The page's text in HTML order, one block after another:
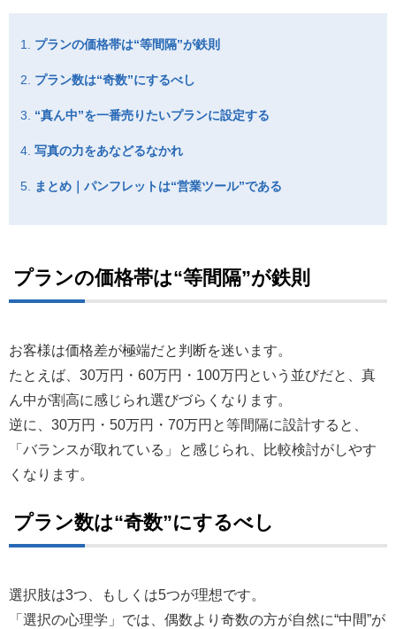
プランの価格帯は“等間隔”が鉄則
プラン数は“奇数”にするべし
“真ん中”を一番売りたいプランに設定する
写真の力をあなどるなかれ
まとめ｜パンフレットは“営業ツール”である
プランの価格帯は“等間隔”が鉄則
お客様は価格差が極端だと判断を迷います。
たとえば、30万円・60万円・100万円という並びだと、真
ん中が割高に感じられ選びづらくなります。
逆に、30万円・50万円・70万円と等間隔に設計すると、
「バランスが取れている」と感じられ、比較検討がしやす
くなります。
プラン数は“奇数”にするべし
選択肢は3つ、もしくは5つが理想です。
「選択の心理学」では、偶数より奇数の方が自然に“中間”が